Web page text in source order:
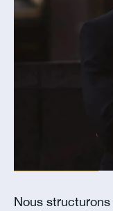
Nous structurons